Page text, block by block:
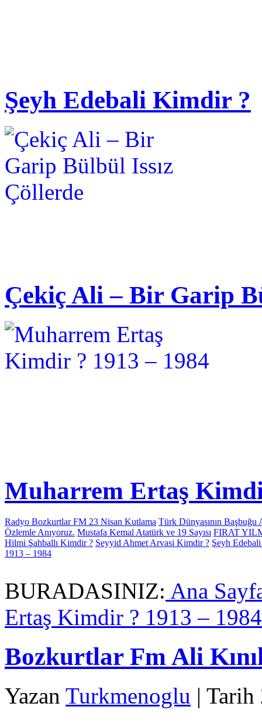
Şeyh Edebali Kimdir ?
Çekiç Ali – Bir Garip
Muharrem Ertaş
Radyo Bozkurtlar FM 23 Nisan Kutlama Türk Dünyasının
Özlemle Anıyoruz. Mustafa Kemal Atatürk ve 19 Sayısı FIRAT
Hilmi Şahballı Kimdir ? Seyyid Ahmet Arvasi Kimdir ? Şeyh
1913 – 1984
BURADASINIZ: Ana
Ertaş Kimdir ? 1913 – 1984
Bozkurtlar Fm Ali
Yazan Turkmenoglu |